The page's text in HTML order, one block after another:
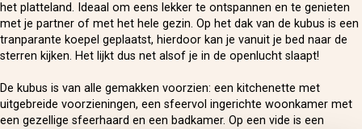
het platteland. Ideaal om eens lekker te ontspannen en te genieten
met je partner of met het hele gezin. Op het dak van de kubus is een
tranparante koepel geplaatst, hierdoor kan je vanuit je bed naar de
sterren kijken. Het lijkt dus net alsof je in de openlucht slaapt!
De kubus is van alle gemakken voorzien: een kitchenette met
uitgebreide voorzieningen, een sfeervol ingerichte woonkamer met
een gezellige sfeerhaard en een badkamer. Op een vide is een